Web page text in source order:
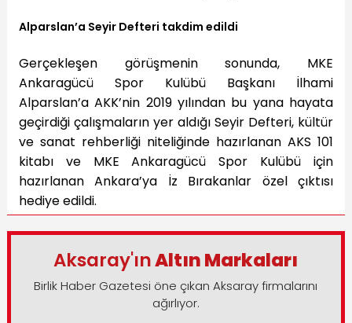
Alparslan’a Seyir Defteri takdim edildi
Gerçekleşen görüşmenin sonunda, MKE
Ankaragücü Spor Kulübü Başkanı İlhami
Alparslan’a AKK’nin 2019 yılından bu yana hayata
geçirdiği çalışmaların yer aldığı Seyir Defteri, kültür
ve sanat rehberliği niteliğinde hazırlanan AKS 101
kitabı ve MKE Ankaragücü Spor Kulübü için
hazırlanan Ankara’ya İz Bırakanlar özel çıktısı
hediye edildi.
Aksaray'ınAltın Markaları
Birlik Haber Gazetesi öne çıkan Aksaray firmalarını
ağırlıyor.